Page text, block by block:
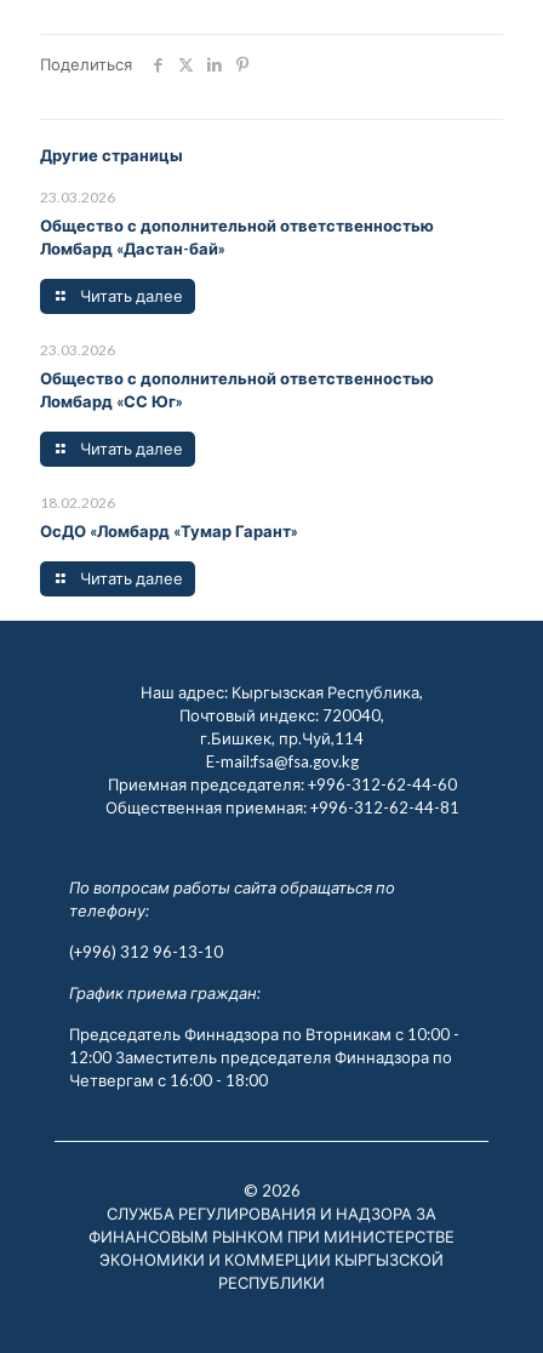
Поделиться
Другие страницы
23.03.2026
Общество с дополнительной ответственностью
Ломбард «Дастан-бай»
Читать далее
23.03.2026
Общество с дополнительной ответственностью
Ломбард «СС Юг»
Читать далее
18.02.2026
ОсДО «Ломбард «Тумар Гарант»
Читать далее
Наш адрес: Кыргызская Республика,
Почтовый индекс: 720040,
г.Бишкек, пр.Чуй,114
E-mail:fsa@fsa.gov.kg
Приемная председателя:+996-312-62-44-60
Общественная приемная:+996-312-62-44-81
По вопросам работы сайта обращаться по
телефону:
(+996) 312 96-13-10
График приема граждан:
Председатель Финнадзора по Вторникам с 10:00 -
12:00 Заместитель председателя Финнадзора по
Четвергам с 16:00 - 18:00
© 2026
СЛУЖБА РЕГУЛИРОВАНИЯ И НАДЗОРА ЗА
ФИНАНСОВЫМ РЫНКОМ ПРИ МИНИСТЕРСТВЕ
ЭКОНОМИКИ И КОММЕРЦИИ КЫРГЫЗСКОЙ
РЕСПУБЛИКИ